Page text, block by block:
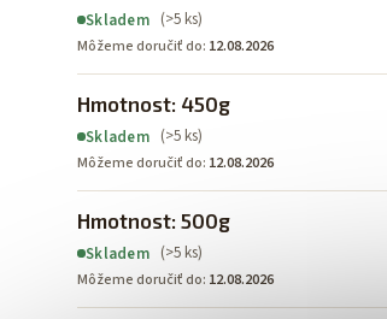
Skladem (>5 ks)
Môžeme doručiť do: 12.08.2026
Hmotnost: 450g
Skladem (>5 ks)
Môžeme doručiť do: 12.08.2026
Hmotnost: 500g
Skladem (>5 ks)
Môžeme doručiť do: 12.08.2026